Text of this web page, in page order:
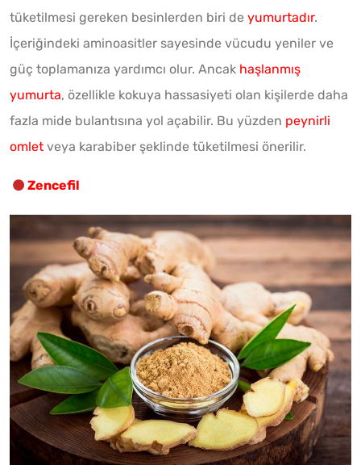
tüketilmesi gereken besinlerden biri de yumurtadır.
İçeriğindeki aminoasitler sayesinde vücudu yeniler ve
güç toplamanıza yardımcı olur. Ancak haşlanmış
yumurta, özellikle kokuya hassasiyeti olan kişilerde daha
fazla mide bulantısına yol açabilir. Bu yüzden peynirli
omlet veya karabiber şeklinde tüketilmesi önerilir.
Zencefil